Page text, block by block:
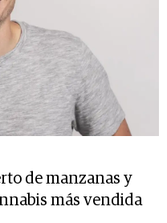
de manzanas y
más vendida